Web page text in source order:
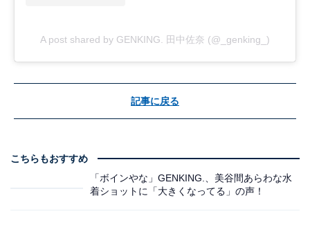
A post shared by GENKING. 田中佐奈 (@_genking_)
記事に戻る
こちらもおすすめ
「ボインやな」GENKING.、美谷間あらわな水
着ショットに「大きくなってる」の声！